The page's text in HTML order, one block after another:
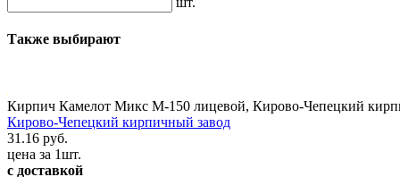
Также выбирают
Кирпич Камелот Микс М-150 лицевой, Кирово-Чепецкий
Кирово-Чепецкий кирпичный завод
31.16 руб.
цена за 1шт.
с доставкой